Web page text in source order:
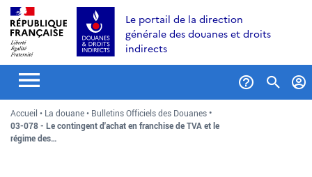
Aller
au
contenu
Aller
recherche
Aller
au
menu
Le portail de la direction
générale des douanes et droits
indirects
Accueil La douane
Bulletins Officiels des Douanes
03-078 - Le contingent d'achat en franchise de TVA et le
régime des…